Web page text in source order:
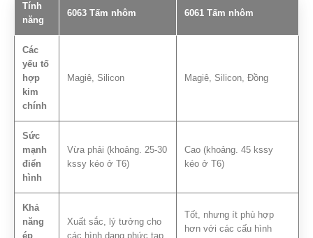
Tính
năng
6063 Tấm nhôm 6061 Tấm nhôm
Các
yếu tố
hợp
kim
chính
Magiê, Silicon Magiê, Silicon, Đồng
Sức
mạnh
điển
hình
Vừa phải (khoảng. 25-30
kssy kéo ở T6)
Cao (khoảng. 45 kssy
kéo ở T6)
Khả
năng
ép
Xuất sắc, lý tưởng cho
các hình dạng phức tạp
Tốt, nhưng ít phù hợp
hơn với các cấu hình